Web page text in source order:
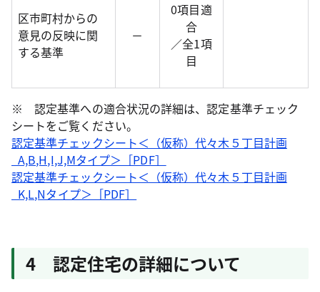
区市町村からの
意見の反映に関
する基準
－
0項目適
合
／全1項
目
※ 認定基準への適合状況の詳細は、認定基準チェック
シートをご覧ください。
認定基準チェックシート＜（仮称）代々木５丁目計画
_A,B,H,I,J,Mタイプ＞［PDF］
認定基準チェックシート＜（仮称）代々木５丁目計画
_K,L,Nタイプ＞［PDF］
4 認定住宅の詳細について